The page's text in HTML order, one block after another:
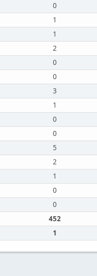
0
1
1
2
0
0
3
1
0
0
5
2
1
0
0
452
1